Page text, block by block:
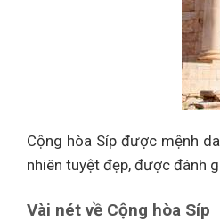
Cộng hòa Síp được mệnh
nhiên tuyệt đẹp, được đánh
Vài nét về Cộng hòa Síp